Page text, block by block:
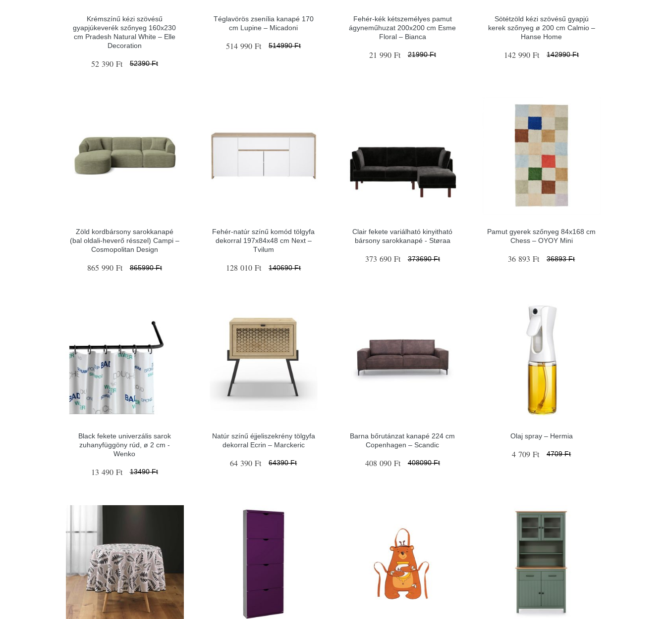
Krémszínű kézi szövésű
gyapjúkeverék szőnyeg 160x230
cm Pradesh Natural White – Elle
Decoration
52 390 Ft 52390 Ft
Téglavörös zsenília kanapé 170
cm Lupine – Micadoni
514 990 Ft 514990 Ft
Fehér-kék kétszemélyes pamut
ágyneműhuzat 200x200 cm Esme
Floral – Bianca
21 990 Ft 21990 Ft
Sötétzöld kézi szövésű gyapjú
kerek szőnyeg ø 200 cm Calmio –
Hanse Home
142 990 Ft 142990 Ft
Zöld kordbársony sarokkanapé
(bal oldali-heverő résszel) Campi –
Cosmopolitan Design
865 990 Ft 865990 Ft
Fehér-natúr színű komód tölgyfa
dekorral 197x84x48 cm Next –
Tvilum
128 010 Ft 140690 Ft
Clair fekete variálható kinyitható
bársony sarokkanapé - Støraa
373 690 Ft 373690 Ft
Pamut gyerek szőnyeg 84x168 cm
Chess – OYOY Mini
36 893 Ft 36893 Ft
Black fekete univerzális sarok
zuhanyfüggöny rúd, ø 2 cm -
Wenko
13 490 Ft 13490 Ft
Natúr színű éjjeliszekrény tölgyfa
dekorral Ecrin – Marckeric
64 390 Ft 64390 Ft
Barna bőrutánzat kanapé 224 cm
Copenhagen – Scandic
408 090 Ft 408090 Ft
Olaj spray – Hermia
4 709 Ft 4709 Ft